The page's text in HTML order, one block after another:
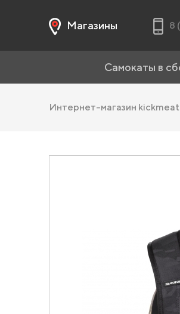
Магазины 8
Самокаты в
Интернет-магазин kickmeat